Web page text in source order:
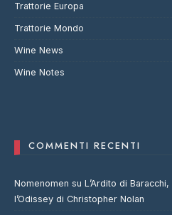
Trattorie Europa
Trattorie Mondo
Wine News
Wine Notes
COMMENTI RECENTI
Nomenomen su L’Ardito di
l’Odissey di Christopher Nolan